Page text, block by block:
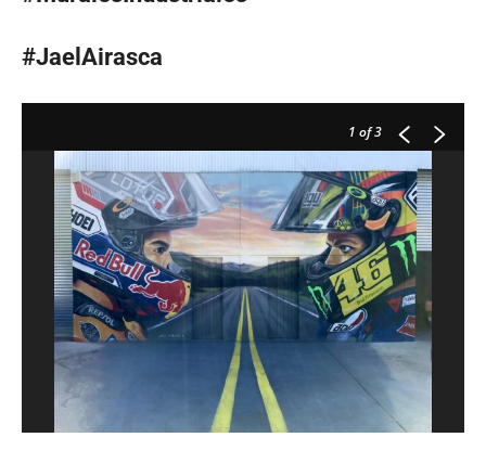
#JaelAirasca
1 of 3